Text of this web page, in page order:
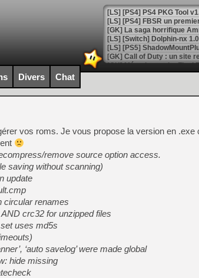
[GK] La saga horrifique
[GK] Le portage de Super
[Mo5] Le jeu de course
[GK] Guillermo del Toro
[GK] Mistfall Hunter :
[GK] Wo Long 2 évolue
[GK] Crossfire : un TPS à
[LS] [PS5] Premiers
[Mo5] DOOM arrive en
[GK] Bethesda fête les 30
[GK] Roblox : l'action en
[GK] Agenda - GeForce
Divers Chat
vos roms. Je vous propose la version en .exe
remove source option access.
saving without scanning)
update
circular renames
crc32 for unzipped files
uses md5s
‘auto savelog’ were made global
hide missing